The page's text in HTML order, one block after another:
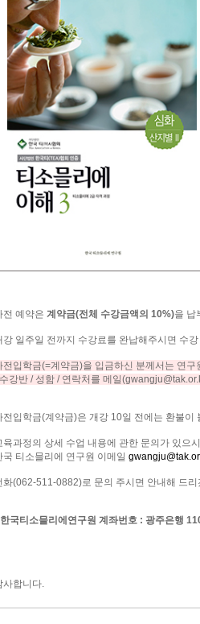
전 예약은 계약금(전체 수강금액의 10%)을 납
강 일주일 전까지 수강료를 완납해주시면 수강
전입학금(=계약금)을 입금하신 분께서는 연구
수강반 / 성함 / 연락처를 메일
전입학금(계약금)은 개강 10일 전에는 환불이
육과정의 상세 수업 내용에 관한 문의가 있으
국 티소믈리에 연구원 이메일
화(062-511-0882)로 문의 주시면 안내해 드
한국티소믈리에연구원 계좌번호 : 광주은행
사합니다.